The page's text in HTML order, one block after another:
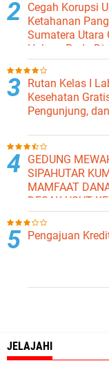
Cegah Korupsi
Ketahanan
Sumatera Utara
Hukum Pada
Ketahanan
Rutan Kelas I
Kesehatan
Pengunjung,
GEDUNG
SIPAHUTAR
MAMFAAT
DESAK USUT
Pengajuan
JELAJAHI